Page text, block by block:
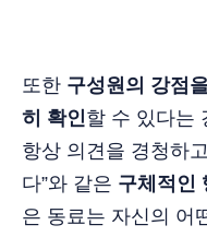
또한 구성원의 강점
히 확인할 수 있다는
항상 의견을 경청하
다”와 같은 구체적인
은 동료는 자신의 어